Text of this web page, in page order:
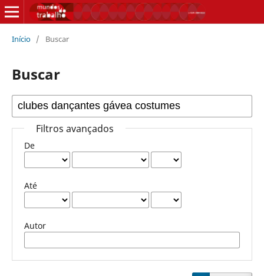
Início / Buscar
Buscar
Filtros avançados
De
Até
Autor